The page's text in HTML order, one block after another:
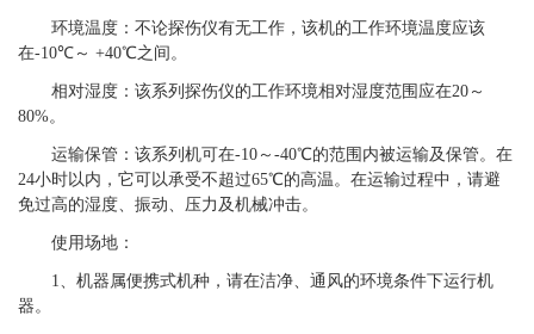
环境温度：不论探伤仪有无工作，该机的工作环境温度应该
在-10℃～ +40℃之间。
相对湿度：该系列探伤仪的工作环境相对湿度范围应在20 ～
80%。
运输保管：该系列机可在-10 ～ -40℃的范围内被运输及保管。在
24小时以内，它可以承受不超过65℃的高温。在运输过程中，请避
免过高的湿度、振动、压力及机械冲击。
使用场地：
1、 机器属便携式机种，请在洁净、通风的环境条件下运行机
器。